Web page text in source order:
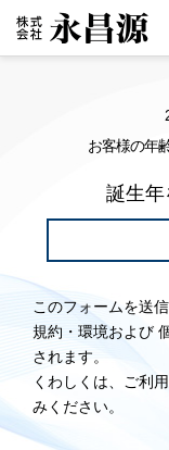
お客様の年
誕生
このフォームを送
規約・環境および
されます。
くわしくは、ご利
みください。